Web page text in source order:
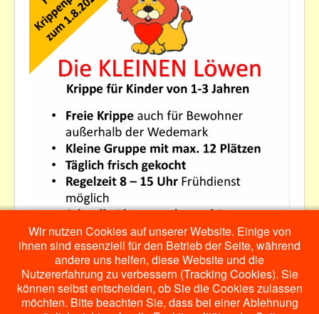
Datenschutzerklärung
Kontakt
Wir nutzen Cookies auf unserer Website. Einige von
ihnen sind essenziell für den Betrieb der Seite, während
andere uns helfen, diese Website und die
Nutzererfahrung zu verbessern (Tracking Cookies). Sie
können selbst entscheiden, ob Sie die Cookies zulassen
möchten. Bitte beachten Sie, dass bei einer Ablehnung